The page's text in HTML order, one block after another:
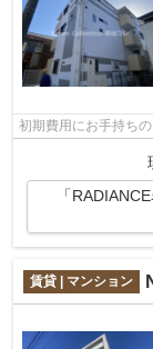
初期費用にお手持ち
「
賃貸 | マンション